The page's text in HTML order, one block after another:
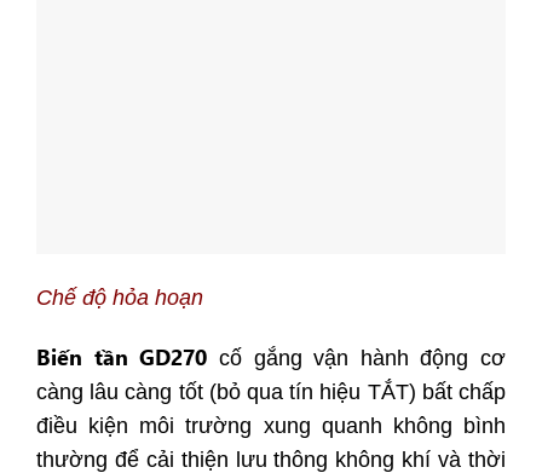
Chế độ hỏa hoạn
Biến tần GD270 cố gắng vận hành động cơ
càng lâu càng tốt (bỏ qua tín hiệu TẮT) bất chấp
điều kiện môi trường xung quanh không bình
thường để cải thiện lưu thông không khí và thời